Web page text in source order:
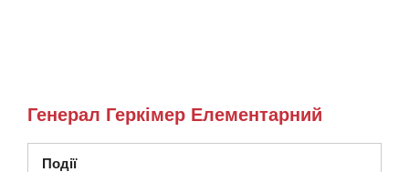
Генерал Геркімер Елементарний
Події